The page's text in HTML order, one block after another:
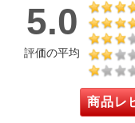
5.0
評価の平均
商品レ